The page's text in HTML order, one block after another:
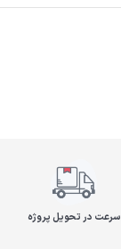
سرعت در تحویل پروژه